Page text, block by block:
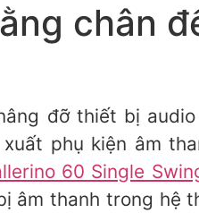
chân
đỡ thiết bị
phụ kiện âm
60 Single
thanh trong hệ